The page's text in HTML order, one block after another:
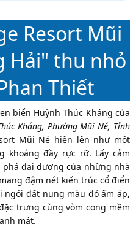
Resort Mũi
Hải" thu nhỏ
Thiết
biển Huỳnh Thúc Kháng của
Kháng, Phường Mũi Né, Tỉnh
Mũi Né hiện lên như một
khoáng đầy rực rỡ. Lấy cảm
đại dương của những nhà
đậm nét kiến trúc cổ điển
đất nung màu đỏ ấm áp,
trưng cùng vòm cong mềm
mát.